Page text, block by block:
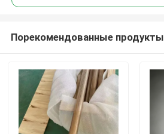
Порекомендованные продукты